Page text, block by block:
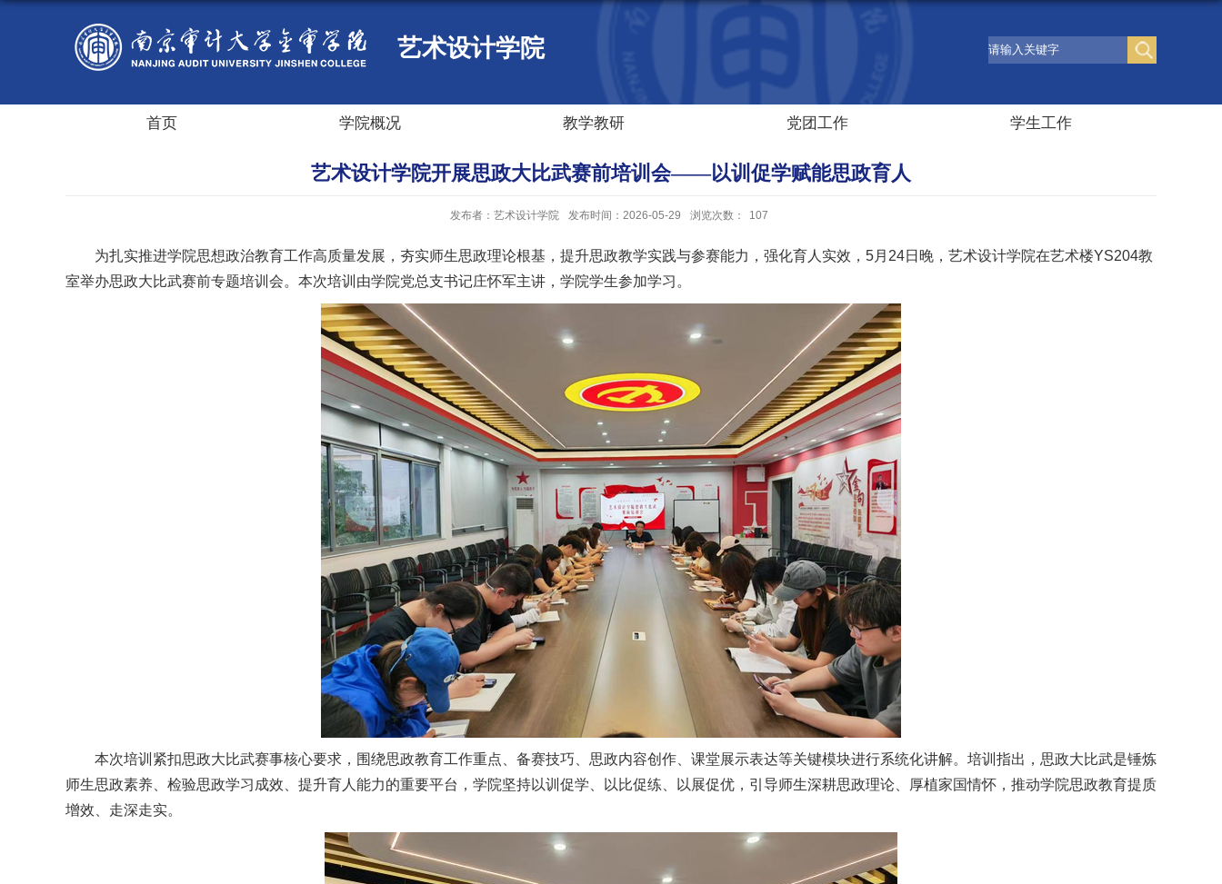
艺术设计学院
首页 学院概况 教学教研 党团工作 学生工作
艺术设计学院开展思政大比武赛前培训会——以训促学赋能思政育人
发布者：艺术设计学院 发布时间：2026-05-29 浏览次数： 107
为扎实推进学院思想政治教育工作高质量发展，夯实师生思政理论根基，提升思政教学实践与参赛能力，强化育人实效，5月24日晚，艺术设计学院在艺术楼YS204教
室举办思政大比武赛前专题培训会。本次培训由学院党总支书记庄怀军主讲，学院学生参加学习。
本次培训紧扣思政大比武赛事核心要求，围绕思政教育工作重点、备赛技巧、思政内容创作、课堂展示表达等关键模块进行系统化讲解。培训指出，思政大比武是锤炼
师生思政素养、检验思政学习成效、提升育人能力的重要平台，学院坚持以训促学、以比促练、以展促优，引导师生深耕思政理论、厚植家国情怀，推动学院思政教育提质
增效、走深走实。